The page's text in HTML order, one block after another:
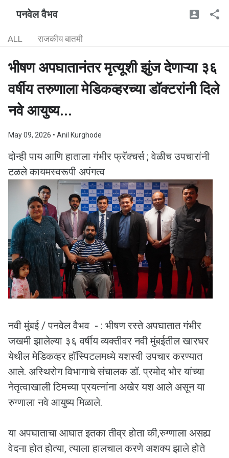
पनवेल वैभव
ALL राजकीय बातमी
भीषण अपघातानंतर मृत्यूशी झुंज देणाऱ्या ३६
वर्षीय तरुणाला मेडिकव्हरच्या डॉक्टरांनी दिले
नवे आयुष्य...
May 09, 2026 • Anil Kurghode
दोन्ही पाय आणि हाताला गंभीर फ्रॅक्चर्स ; वेळीच उपचारांनी
टळले कायमस्वरूपी अपंगत्व
नवी मुंबई / पनवेल वैभव - : भीषण रस्ते अपघातात गंभीर
जखमी झालेल्या ३६ वर्षीय व्यक्तीवर नवी मुंबईतील खारघर
येथील मेडिकव्हर हॉस्पिटलमध्ये यशस्वी उपचार करण्यात
आले. अस्थिरोग विभागाचे संचालक डॉ. प्रमोद भोर यांच्या
नेतृत्वाखाली टिमच्या प्रयत्नांना अखेर यश आले असून या
रुग्णाला नवे आयुष्य मिळाले.
या अपघाताचा आघात इतका तीव्र होता की,रुग्णाला असह्य
वेदना होत होत्या, त्याला हालचाल करणे अशक्य झाले होते